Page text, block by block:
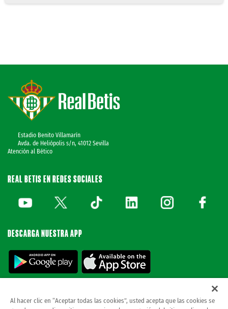
Estadio Benito Villamarín
Avda. de Heliópolis s/n, 41012 Sevilla
Atención al Bético
REAL BETIS EN REDES SOCIALES
DESCARGA NUESTRA APP
Al hacer clic en “Aceptar todas las cookies”, usted acepta que las cookies se